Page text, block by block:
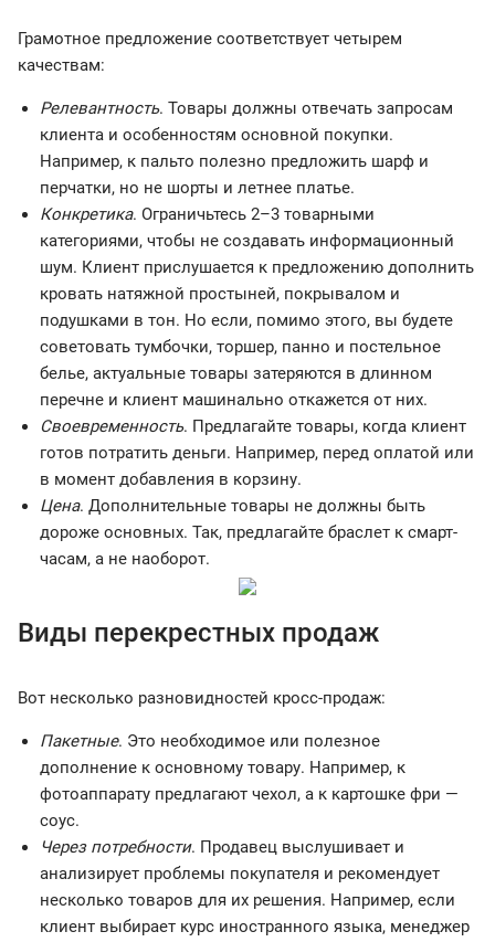
Грамотное предложение соответствует четырем
качествам:
Релевантность. Товары должны отвечать запросам
клиента и особенностям основной покупки.
Например, к пальто полезно предложить шарф и
перчатки, но не шорты и летнее платье.
Конкретика. Ограничьтесь 2–3 товарными
категориями, чтобы не создавать информационный
шум. Клиент прислушается к предложению дополнить
кровать натяжной простыней, покрывалом и
подушками в тон. Но если, помимо этого, вы будете
советовать тумбочки, торшер, панно и постельное
белье, актуальные товары затеряются в длинном
перечне и клиент машинально откажется от них.
Своевременность. Предлагайте товары, когда клиент
готов потратить деньги. Например, перед оплатой или
в момент добавления в корзину.
Цена. Дополнительные товары не должны быть
дороже основных. Так, предлагайте браслет к смарт-
часам, а не наоборот.
Виды перекрестных продаж
Вот несколько разновидностей кросс-продаж:
Пакетные. Это необходимое или полезное
дополнение к основному товару. Например, к
фотоаппарату предлагают чехол, а к картошке фри —
соус.
Через потребности. Продавец выслушивает и
анализирует проблемы покупателя и рекомендует
несколько товаров для их решения. Например, если
клиент выбирает курс иностранного языка, менеджер